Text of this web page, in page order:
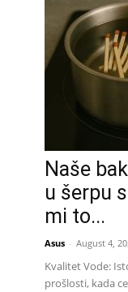
Naše
u šerpu
mi to...
Asus - August 4,
Kvalitet Vode:
prošlosti, kada